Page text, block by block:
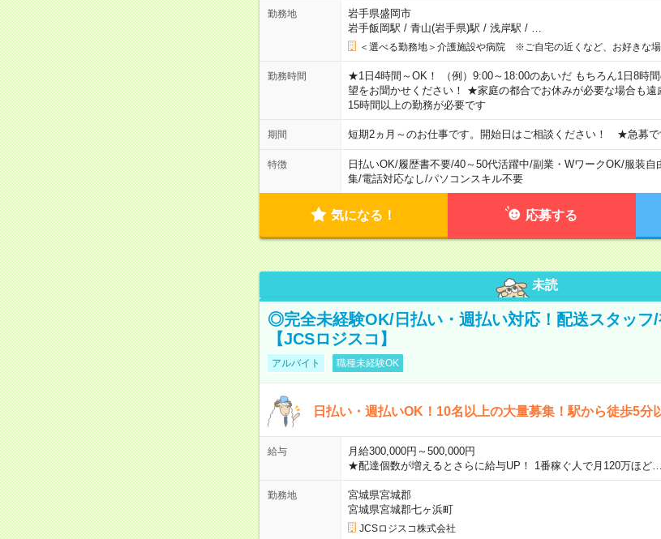
勤務地
岩手県盛岡市
岩手飯岡駅 / 青山(岩手県)駅 / 浅岸駅 /
＜選べる勤務地＞介護施設や病院 ※ご自宅の近くなど、お好きな場
勤務時間
★1日4時間～OK！ （例）9:00～18:00のあいだ もちろん1日8時
望をお聞かせください！ ★家庭の都合でお休みが必要な場合も
15時間以上の勤務が必要です
期間 短期2ヵ月～のお仕事です。開始日はご相談ください！ ★急募で
特徴 日払いOK/履歴書不要/40～50代活躍中/副業・WワークOK/服装自
集/電話対応なし/パソコンスキル不要
気になる！ 応募する
未読
◎完全未経験OK/日払い・週払い対応！配送スタッフ/
【JCSロジスコ】
アルバイト 職種未経験OK
日払い・週払いOK！10名以上の大量募集！駅から徒歩5分
給与
月給300,000円～500,000円
★配達個数が増えるとさらに給与UP！ 1番稼ぐ人で月120万ほど…
勤務地
宮城県宮城郡
宮城県宮城郡七ヶ浜町
JCSロジスコ株式会社